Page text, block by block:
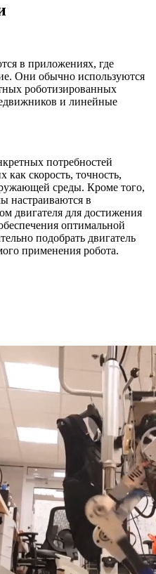
в приложениях, где
Они обычно используются
роботизированных
и линейные
потребностей
как скорость, точность,
среды. Кроме того,
настраиваются в
двигателя для достижения
оптимальной
подобрать двигатель
применения робота.